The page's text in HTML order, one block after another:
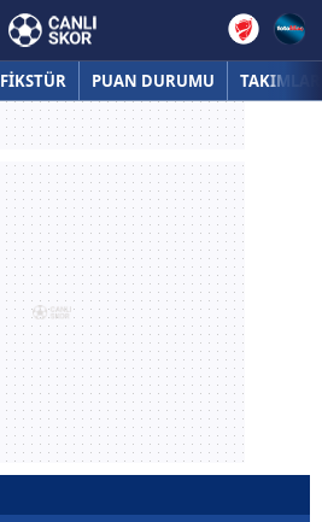
FİKSTÜR PUAN DURUMU TAKIMLAR